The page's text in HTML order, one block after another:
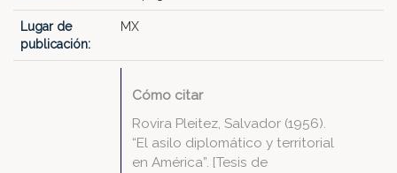
Lugar de
publicación:
MX
Cómo citar
Rovira Pleitez, Salvador (1956).
“El asilo diplomático y territorial
en América”. [Tesis de